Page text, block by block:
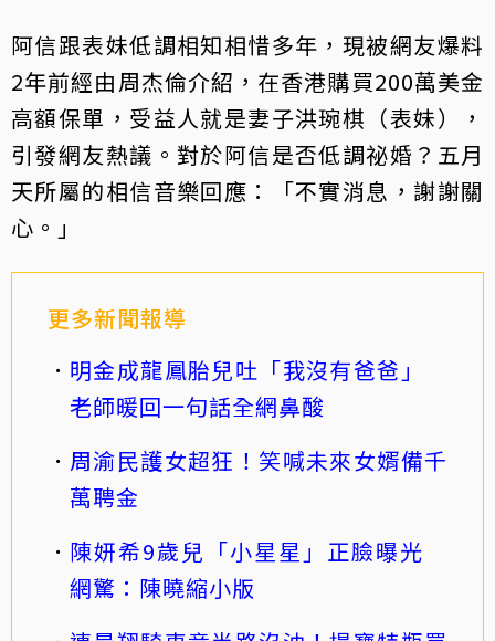
阿信跟表妹低調相知相惜多年，現被網友爆料
2年前經由周杰倫介紹，在香港購買200萬美金
高額保單，受益人就是妻子洪琬棋（表妹），
引發網友熱議。對於阿信是否低調祕婚？五月
天所屬的相信音樂回應：「不實消息，謝謝關
心。」
更多新聞報導
明金成龍鳳胎兒吐「我沒有爸爸」
老師暖回一句話全網鼻酸
周渝民護女超狂！笑喊未來女婿備千
萬聘金
陳妍希9歲兒「小星星」正臉曝光
網驚：陳曉縮小版